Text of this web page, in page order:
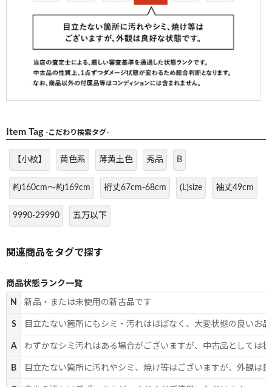
Item Tag -こだわり検索タグ-
【小紋】 黄色系 薄黄土色 秀品 B
約160cm～約169cm 裄丈67cm-68cm (L)size 袖丈49cm
9990-29990 五万以下
商品状態ランク一覧
N 新品・または未使用の新古品です
S 目立たない箇所にもシミ・汚れはほぼなく、大変状態の良いお
A わずかなシミ汚れはある場合がございますが、中古品としては
B 目立たない箇所に汚れやシミ、焼け等はございますが、外観は